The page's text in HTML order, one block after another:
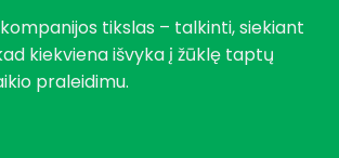
kompanijos tikslas – talkinti, siekiant
kiekviena išvyka į žūklę taptų
praleidimu.